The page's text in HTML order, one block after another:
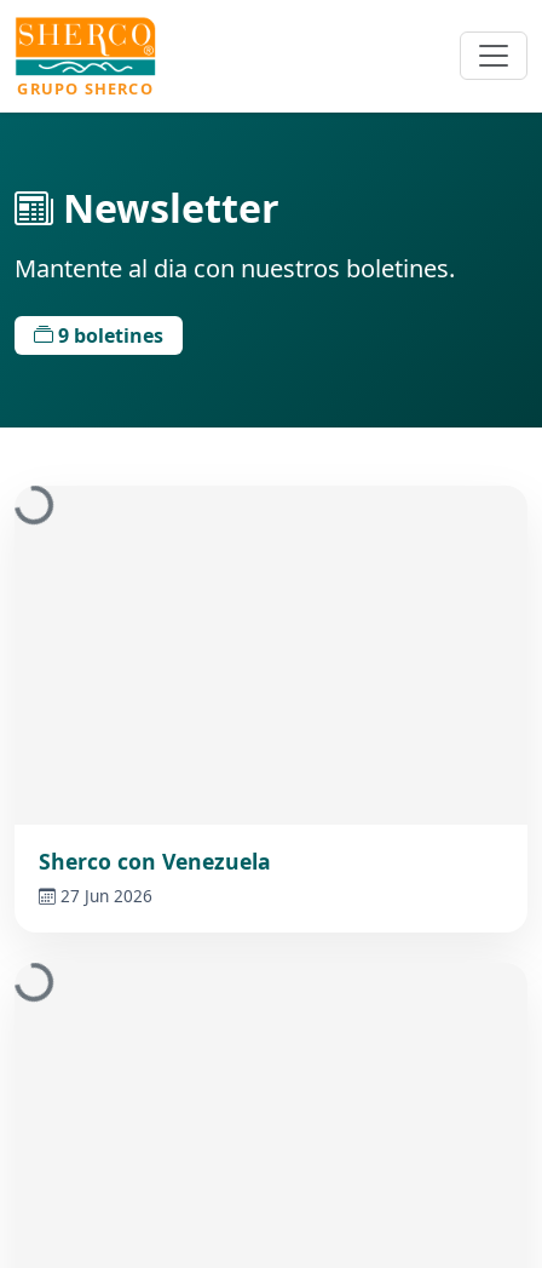
GRUPO SHERCO
Newsletter
Mantente al dia con nuestros boletines.
9 boletines
Sherco con Venezuela
27 Jun 2026